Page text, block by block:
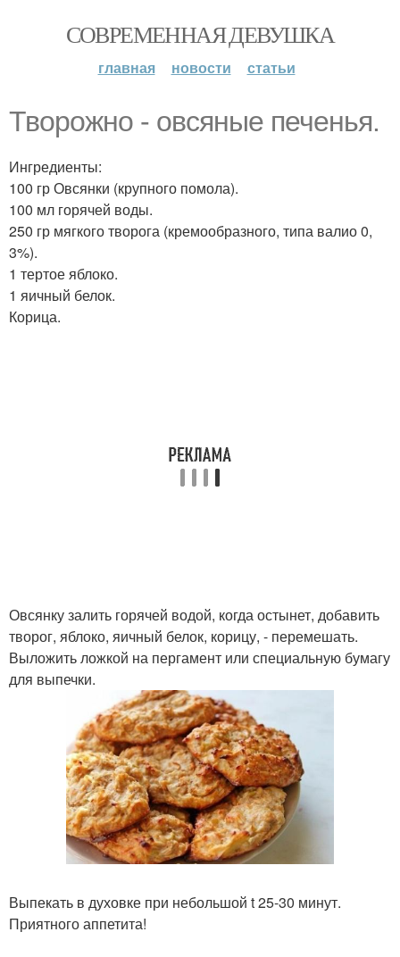
СОВРЕМЕННАЯ ДЕВУШКА
главная новости статьи
Творожно - овсяные печенья.
Ингредиенты:
100 гр Овсянки (крупного помола).
100 мл горячей воды.
250 гр мягкого творога (кремообразного, типа валио 0,
3%).
1 тертое яблоко.
1 яичный белок.
Корица.
Овсянку залить горячей водой, когда остынет, добавить
творог, яблоко, яичный белок, корицу, - перемешать.
Выложить ложкой на пергамент или специальную бумагу
для выпечки.
Выпекать в духовке при небольшой t 25-30 минут.
Приятного аппетита!